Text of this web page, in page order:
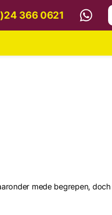
366 0621
mede begrepen,